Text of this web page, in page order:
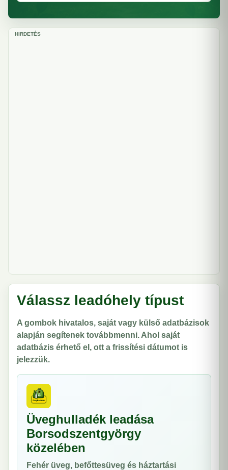
HIRDETÉS
Válassz leadóhely típust
A gombok hivatalos, saját vagy külső adatbázisok
alapján segítenek továbbmenni. Ahol saját
adatbázis érhető el, ott a frissítési dátumot is
jelezzük.
Üveghulladék leadása
Borsodszentgyörgy
közelében
Fehér üveg, befőttesüveg és háztartási